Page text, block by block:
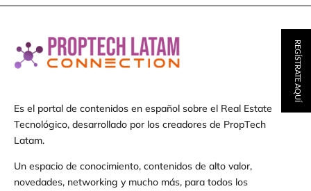
Es el portal de contenidos en español sobre el Real Estate
Tecnológico, desarrollado por los creadores de PropTech
Latam.
Un espacio de conocimiento, contenidos de alto valor,
novedades, networking y mucho más, para todos los
REGÍSTRATE AQUÍ